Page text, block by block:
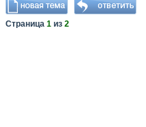
Страница 1 из 2